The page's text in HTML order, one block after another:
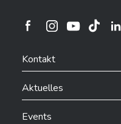
Ville de Differdange
Kontakt
Aktuelles
Events